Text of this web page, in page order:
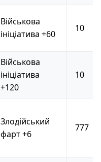
Військова
ініціатива +60
10
Військова
ініціатива
+120
10
Злодійський
фарт +6
777